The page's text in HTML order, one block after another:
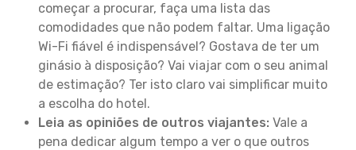
começar a procurar, faça uma lista das
comodidades que não podem faltar. Uma ligação
Wi-Fi fiável é indispensável? Gostava de ter um
ginásio à disposição? Vai viajar com o seu animal
de estimação? Ter isto claro vai simplificar muito
a escolha do hotel.
Leia as opiniões de outros viajantes: Vale a
pena dedicar algum tempo a ver o que outros